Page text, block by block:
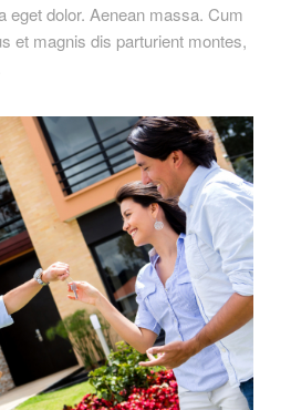
eget dolor. Aenean massa. Cum
et magnis dis parturient montes,